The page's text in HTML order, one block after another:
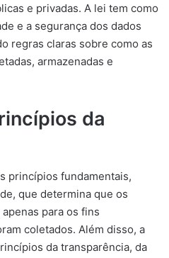
e privadas. A lei tem como
e a segurança dos dados
regras claras sobre como as
armazenadas e
da
princípios fundamentais,
que determina que os
para os fins
coletados. Além disso, a
da transparência, da